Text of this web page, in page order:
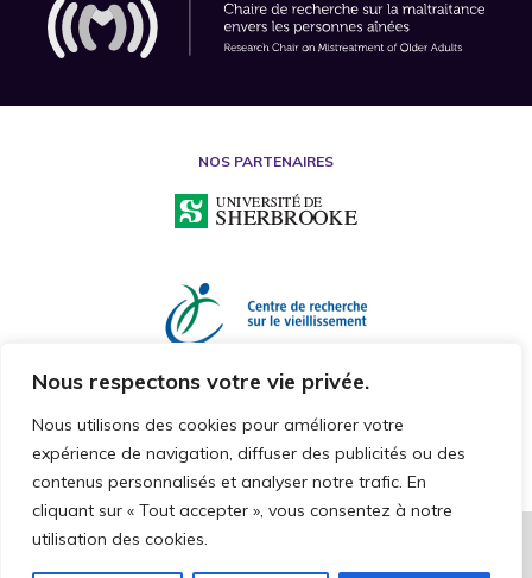
Nous respectons votre vie privée.
Nous utilisons des cookies pour améliorer votre
expérience de navigation, diffuser des publicités ou des
contenus personnalisés et analyser notre trafic. En
cliquant sur « Tout accepter », vous consentez à notre
utilisation des cookies.
NOS PARTENAIRES
2026 © CHAIRE DE RECHERCHE SUR LA MALTRAITANCE ENVERS LES